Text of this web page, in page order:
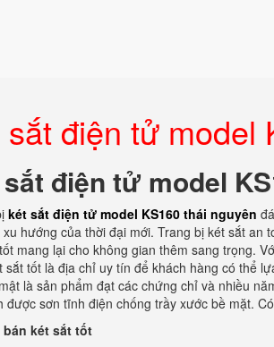
sắt điện tử model
điện tử model
két sắt điện tử model KS160 thái nguyên
hướng của thời đại mới. Trang bị két sắt
mang lại cho không gian thêm sang trọng.
sắt tốt là địa chỉ uy tín để khách hàng có thể
là sản phẩm đạt các chứng chỉ và nhiều
được sơn tĩnh điện chống trầy xước bề mặt.
két sắt tốt